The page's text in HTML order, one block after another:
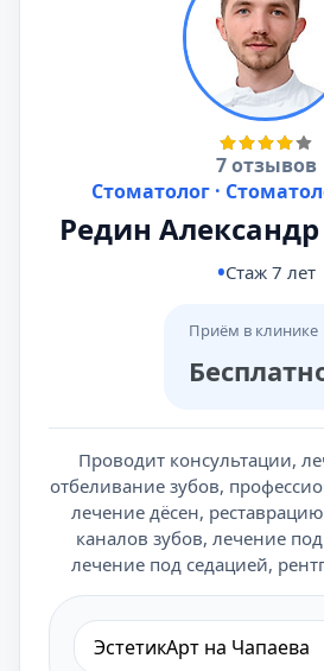
7 отзывов
Стоматолог ·
Редин
Стаж 7 лет
Приём в клинике
Проводит консультации,
отбеливание зубов,
лечение дёсен,
каналов зубов, лечение
лечение под седацией,
ЭстетикАрт на Чапаева